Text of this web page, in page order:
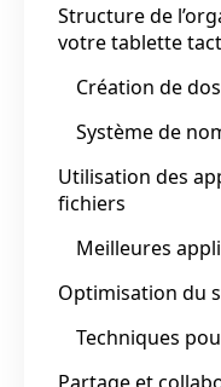
Structure de
votre tablette
Création de
Système de
Utilisation des
fichiers
Meilleures
Optimisation du
Techniques
Partage et